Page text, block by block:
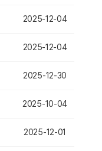
2025-12-04
2025-12-04
2025-12-30
2025-10-04
2025-12-01